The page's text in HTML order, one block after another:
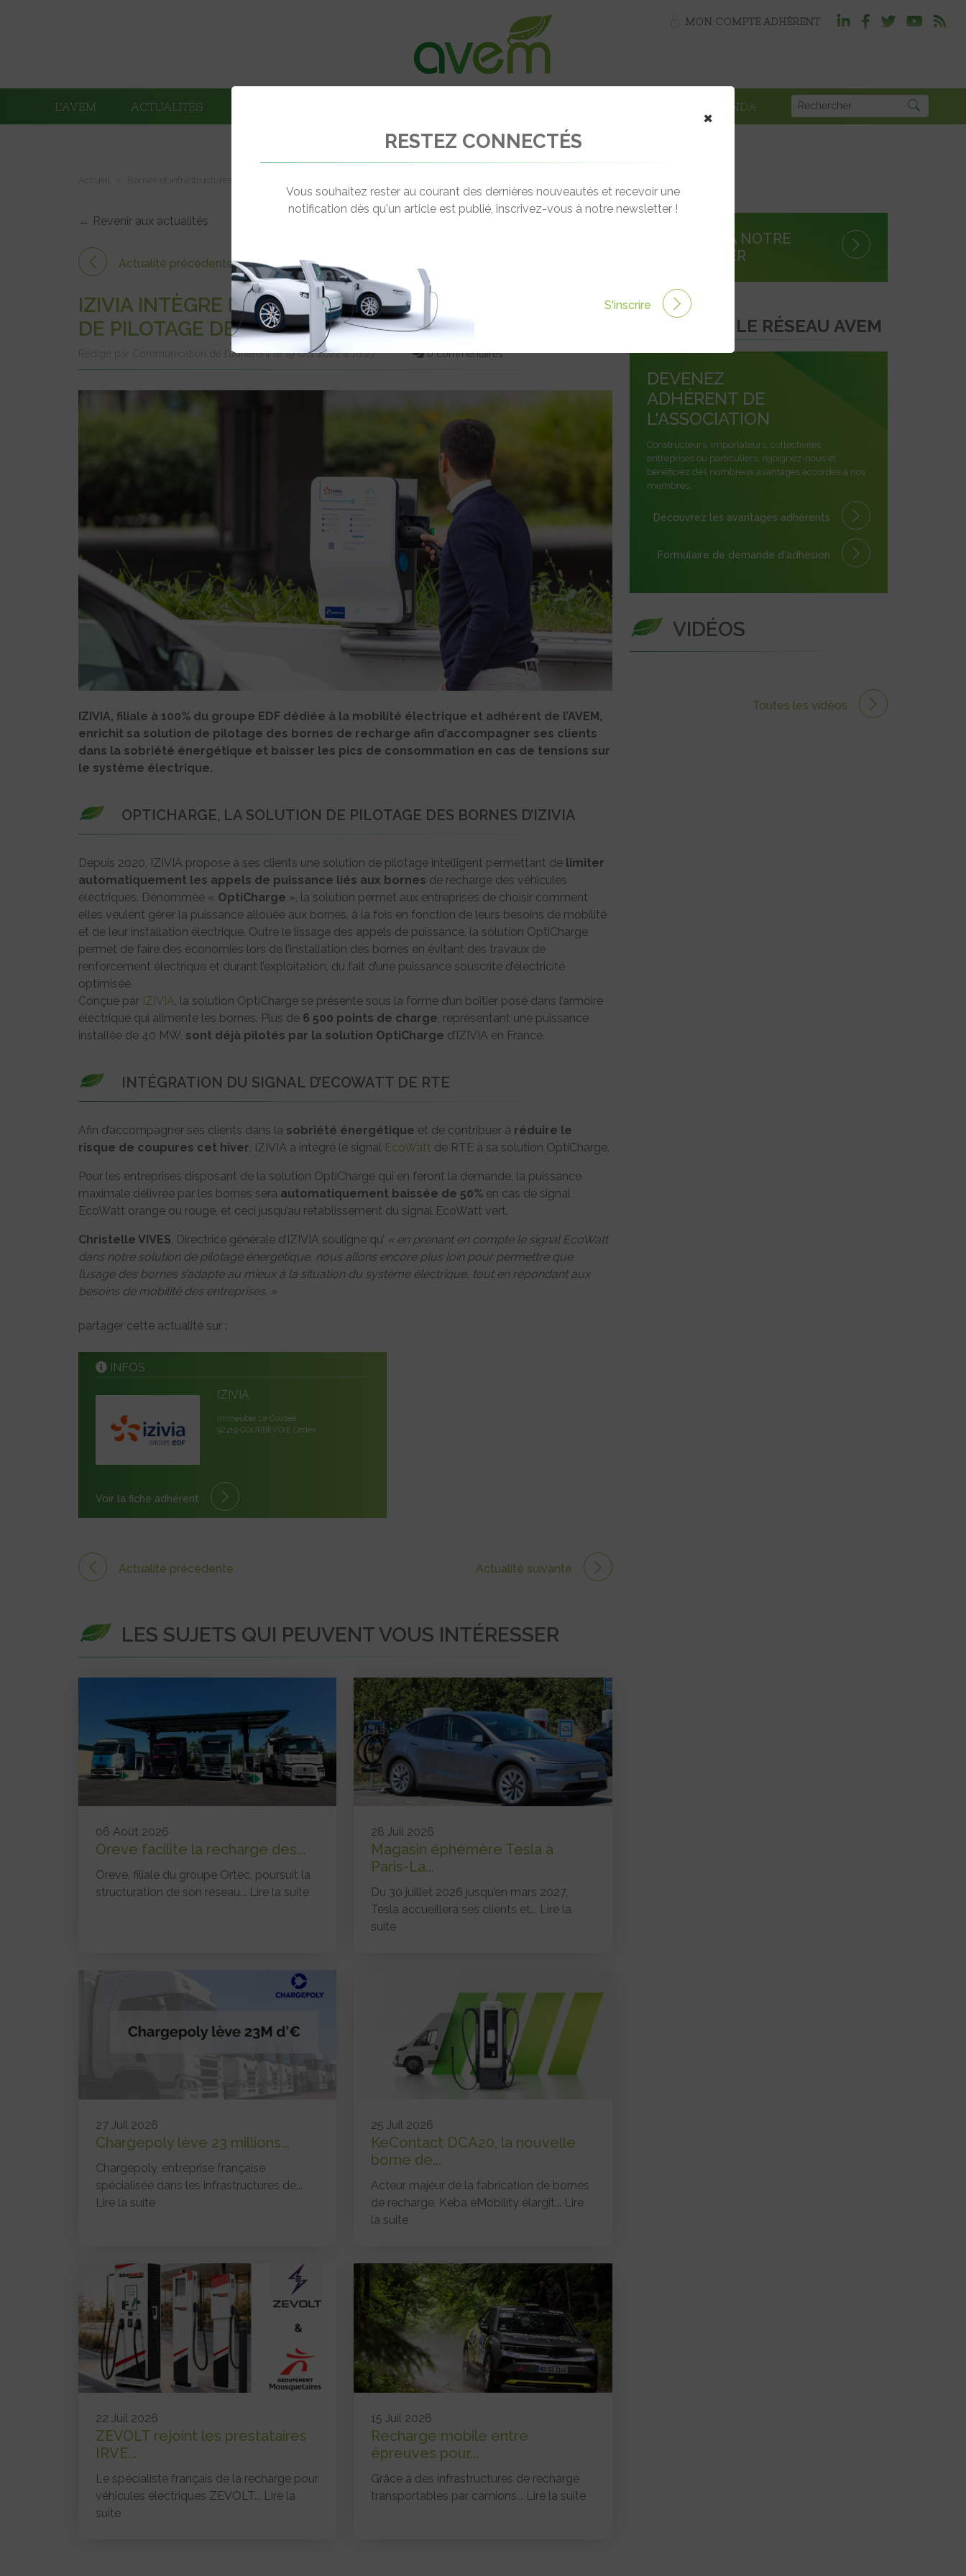
MON COMPTE ADHÉRENT
L’AVEM ACTUALITÉS AGENDA
← Revenir aux actualités
Actualité précédente
IZIVIA INTÈGRE LE SIGNAL ECOWATT À SA SOLUTION
DE PILOTAGE DE BORNES
Rédigé par Communication de l'adhérent le 19 Oct 2022 à 16:27 0 commentaires
IZIVIA, filiale à 100% du groupe EDF dédiée à la mobilité électrique et adhérent de l’AVEM,
enrichit sa solution de pilotage des bornes de recharge afin d’accompagner ses clients
dans la sobriété énergétique et baisser les pics de consommation en cas de tensions sur
le système électrique.
OPTICHARGE, LA SOLUTION DE PILOTAGE DES BORNES D’IZIVIA
Depuis 2020, IZIVIA propose à ses clients une solution de pilotage intelligent permettant de limiter
automatiquement les appels de puissance liés aux bornes de recharge des véhicules
électriques. Dénommée « OptiCharge », la solution permet aux entreprises de choisir comment
elles veulent gérer la puissance allouée aux bornes, à la fois en fonction de leurs besoins de mobilité
et de leur installation électrique. Outre le lissage des appels de puissance, la solution OptiCharge
permet de faire des économies lors de l’installation des bornes en évitant des travaux de
renforcement électrique et durant l’exploitation, du fait d’une puissance souscrite d’électricité
optimisée.
Conçue par IZIVIA, la solution OptiCharge se présente sous la forme d’un boîtier posé dans l’armoire
électrique qui alimente les bornes. Plus de 6 500 points de charge, représentant une puissance
installée de 40 MW, sont déjà pilotés par la solution OptiCharge d’IZIVIA en France.
INTÉGRATION DU SIGNAL D’ECOWATT DE RTE
Afin d’accompagner ses clients dans la sobriété énergétique et de contribuer à réduire le
risque de coupures cet hiver, IZIVIA a intégré le signal EcoWatt de RTE à sa solution OptiCharge.
Pour les entreprises disposant de la solution OptiCharge qui en feront la demande, la puissance
maximale délivrée par les bornes sera automatiquement baissée de 50% en cas de signal
EcoWatt orange ou rouge, et ceci jusqu’au rétablissement du signal EcoWatt vert.
Christelle VIVES, Directrice générale d’IZIVIA souligne qu’ « en prenant en compte le signal EcoWatt
dans notre solution de pilotage énergétique, nous allons encore plus loin pour permettre que
l’usage des bornes s’adapte au mieux à la situation du système électrique, tout en répondant aux
besoins de mobilité des entreprises. »
partager cette actualité sur :
INFOS
IZIVIA
Immeuble Le Colisée
92419 COURBEVOIE Cedex
Voir la fiche adhérent
Actualité précédente Actualité suivante
LES SUJETS QUI PEUVENT VOUS INTÉRESSER
06 Août 2026
Oreve facilite la recharge des...
Oreve, filiale du groupe Ortec, poursuit la
structuration de son réseau... Lire la suite
28 Juil 2026
Magasin éphémère Tesla à
Paris-La...
Du 30 juillet 2026 jusqu’en mars 2027,
Tesla accueillera ses clients et... Lire la
suite
27 Juil 2026
Chargepoly lève 23 millions...
Chargepoly, entreprise française
spécialisée dans les infrastructures de...
Lire la suite
25 Juil 2026
KeContact DCA20, la nouvelle
borne de...
Acteur majeur de la fabrication de bornes
de recharge, Keba eMobility élargit... Lire
la suite
22 Juil 2026
ZEVOLT rejoint les prestataires
IRVE...
Le spécialiste français de la recharge pour
véhicules électriques ZEVOLT... Lire la
suite
15 Juil 2026
Recharge mobile entre
épreuves pour...
Grâce à des infrastructures de recharge
transportables par camions... Lire la suite
S'INSCRIRE À NOTRE
NEWSLETTER
REJOINDRE LE RÉSEAU AVEM
DEVENEZ
ADHÉRENT DE
L'ASSOCIATION
Constructeurs, importateurs, collectivités,
entreprises ou particuliers, rejoignez-nous et
bénéficiez des nombreux avantages accordés à nos
membres.
Découvrez les avantages adhérents
Formulaire de demande d'adhésion
VIDÉOS
Toutes les vidéos
×
RESTEZ CONNECTÉS
Vous souhaitez rester au courant des dernières nouveautés et recevoir une
notification dès qu'un article est publié, inscrivez-vous à notre newsletter !
S'inscrire